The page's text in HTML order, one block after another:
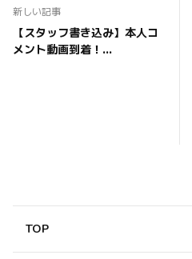
新しい記事
【スタッフ書き込み】本人コ
メント動画到着！
TOP